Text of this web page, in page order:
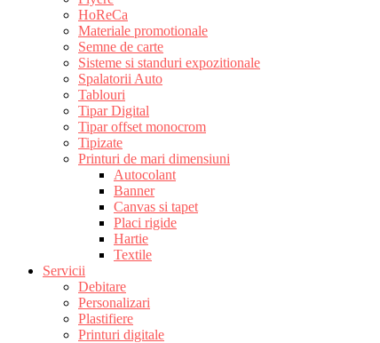
HoReCa
Materiale promotionale
Semne de carte
Sisteme si standuri expozitionale
Spalatorii Auto
Tablouri
Tipar Digital
Tipar offset monocrom
Tipizate
Printuri de mari dimensiuni
Autocolant
Banner
Canvas si tapet
Placi rigide
Hartie
Textile
Servicii
Debitare
Personalizari
Plastifiere
Printuri digitale